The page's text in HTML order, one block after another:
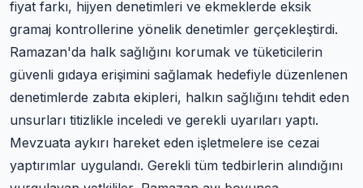
fiyat farkı, hijyen denetimleri ve ekmeklerde eksik
gramaj kontrollerine yönelik denetimler gerçekleştirdi.
Ramazan'da halk sağlığını korumak ve tüketicilerin
güvenli gıdaya erişimini sağlamak hedefiyle düzenlenen
denetimlerde zabıta ekipleri, halkın sağlığını tehdit eden
unsurları titizlikle inceledi ve gerekli uyarıları yaptı.
Mevzuata aykırı hareket eden işletmelere ise cezai
yaptırımlar uygulandı. Gerekli tüm tedbirlerin alındığını